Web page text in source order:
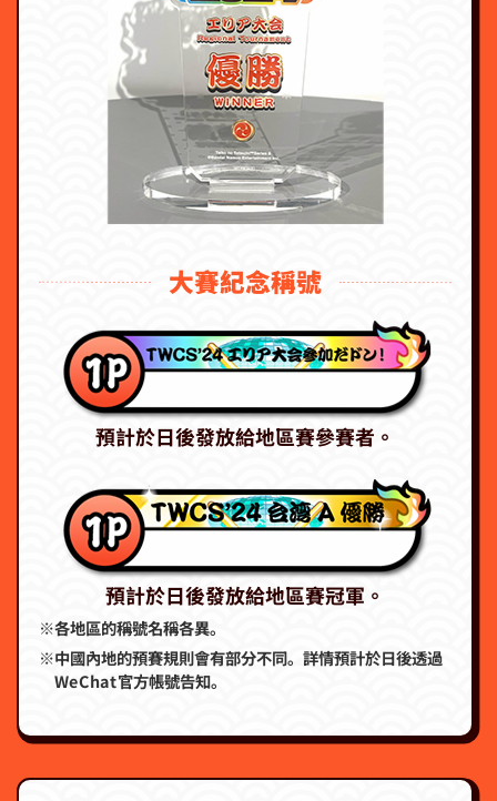
大賽紀念稱號
預計於日後發放給地區賽參賽者。
預計於日後發放給地區賽冠軍。
※各地區的稱號名稱各異。
※中國內地的預賽規則會有部分不同。詳情預計於日後透過
WeChat官方帳號告知。